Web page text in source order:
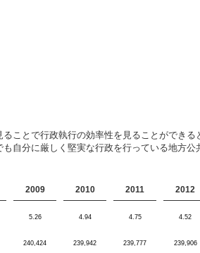
ことで行政執行の効率性を見ることができ
自分に厳しく堅実な行政を行っている地方公
2009 2010 2011 2012
5.26 4.94 4.75 4.52
240,424 239,942 239,777 239,906